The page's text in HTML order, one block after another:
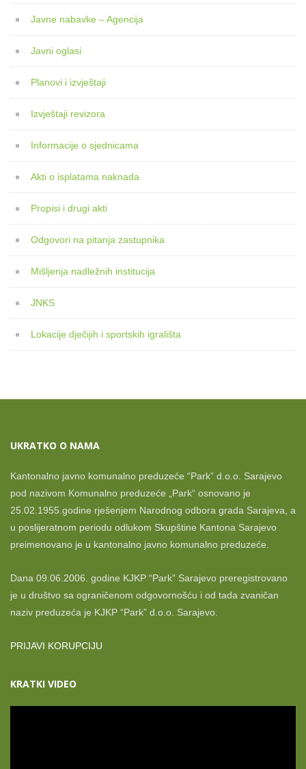
Javne nabavke – Agencija
Javni oglasi
Planovi i izvještaji
Izvještaji revizora
Informacije o sjednicama
Akti o isplatama naknada
Propisi i drugi akti
Odgovori na pitanja zastupnika
Mišljenja nadležnih institucija
JNKS
Lokacije dječijih i sportskih igrališta
UKRATKO O NAMA
Kantonalno javno komunalno preduzeće “Park” d.o.o. Sarajevo
pod nazivom Komunalno preduzeće „Park“ osnovano je
25.02.1955.godine rješenjem Narodnog odbora grada Sarajeva, a
u poslijeratnom periodu odlukom Skupštine Kantona Sarajevo
preimenovano je u kantonalno javno komunalno preduzeće.
Dana 09.06.2006. godine KJKP “Park” Sarajevo preregistrovano
je u društvo sa ograničenom odgovornošću i od tada zvaničan
naziv preduzeća je KJKP “Park” d.o.o. Sarajevo.
PRIJAVI KORUPCIJU
KRATKI VIDEO